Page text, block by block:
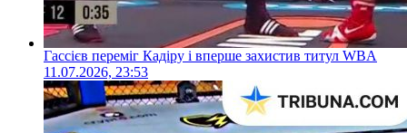
Гассієв переміг Кадіру і вперше захистив титул WBA
11.07.2026, 23:53